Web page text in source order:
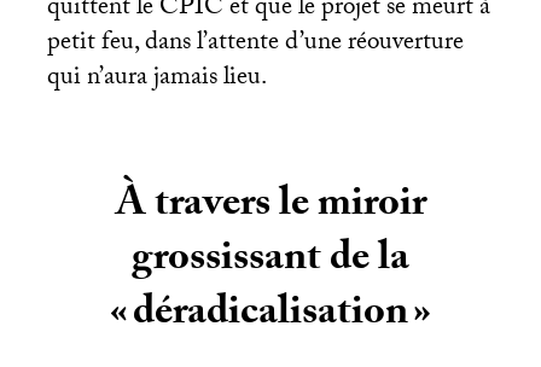
quittent leCPICet que le projet se meurt à
petit feu, dans l’attente d’une réouverture
qui n’aura jamais lieu.
À travers le miroir
grossissant de la
«déradicalisation»